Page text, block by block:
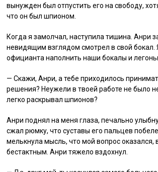
вынужден был отпустить его на свободу,
что он был шпионом.
Когда я замолчал, наступила тишина. Анри
невидящим взглядом смотрел в свой бокал.
официанта наполнить наши бокалы и
— Скажи, Анри, а тебе приходилось
решения? Неужели в твоей работе не было
легко раскрывал шпионов?
Анри поднял на меня глаза, печально
сжал рюмку, что суставы его пальцев
мелькнула мысль, что мой вопрос оказался,
бестактным. Анри тяжело вздохнул.